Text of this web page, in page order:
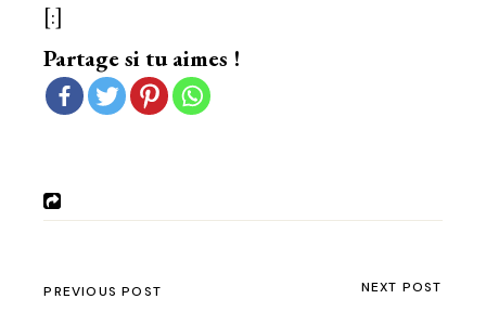
[:]
Partage si tu aimes !
PREVIOUS POST NEXT POST